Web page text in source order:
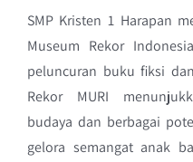
SMP Kristen 1 Harapan
Museum Rekor
peluncuran buku fiksi
Rekor MURI
budaya dan berbagai
gelora semangat anak